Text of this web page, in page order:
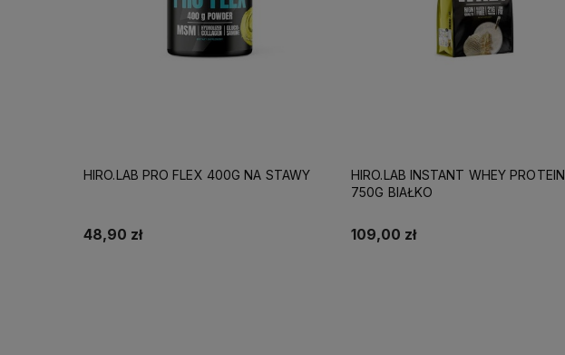
HIRO.LAB PRO FLEX 400G NA STAWY
48,90 zł
HIRO.LAB INSTANT WHEY PROTEIN
750G BIAŁKO
109,00 zł